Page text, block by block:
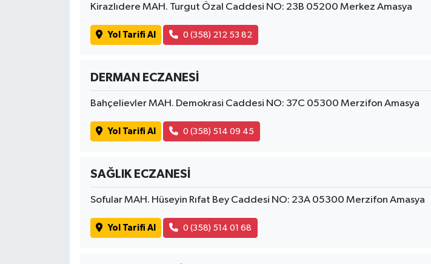
Kirazlıdere MAH. Turgut Özal Caddesi NO: 23B 05200 Merkez Amasya
Yol Tarifi Al 0 (358) 212 53 82
DERMAN ECZANESİ
Bahçelievler MAH. Demokrasi Caddesi NO: 37C 05300 Merzifon Amasya
Yol Tarifi Al 0 (358) 514 09 45
SAĞLIK ECZANESİ
Sofular MAH. Hüseyin Rıfat Bey Caddesi NO: 23A 05300 Merzifon Amasya
Yol Tarifi Al 0 (358) 514 01 68